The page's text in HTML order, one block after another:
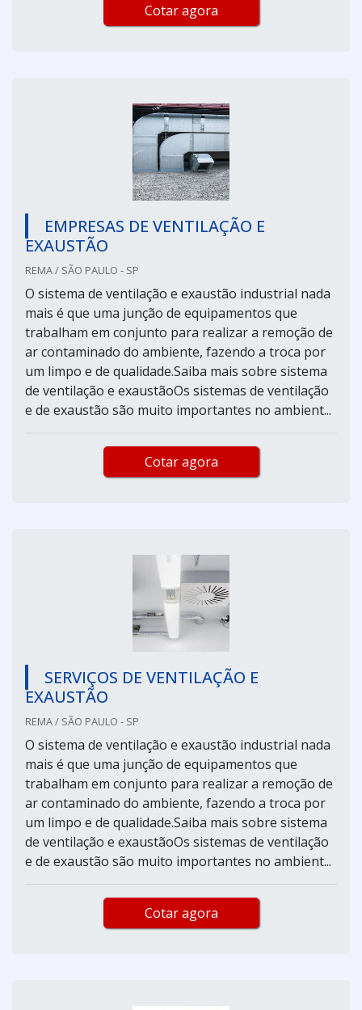
Cotar agora
EMPRESAS DE VENTILAÇÃO E
EXAUSTÃO
REMA / SÃO PAULO - SP
O sistema de ventilação e exaustão industrial nada
mais é que uma junção de equipamentos que
trabalham em conjunto para realizar a remoção de
ar contaminado do ambiente, fazendo a troca por
um limpo e de qualidade.Saiba mais sobre sistema
de ventilação e exaustãoOs sistemas de ventilação
e de exaustão são muito importantes no ambient...
Cotar agora
SERVIÇOS DE VENTILAÇÃO E
EXAUSTÃO
REMA / SÃO PAULO - SP
O sistema de ventilação e exaustão industrial nada
mais é que uma junção de equipamentos que
trabalham em conjunto para realizar a remoção de
ar contaminado do ambiente, fazendo a troca por
um limpo e de qualidade.Saiba mais sobre sistema
de ventilação e exaustãoOs sistemas de ventilação
e de exaustão são muito importantes no ambient...
Cotar agora